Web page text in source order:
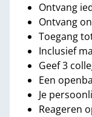
Ontvang
Ontvang
Toegang
Inclusief
Geef 3
Een
Je
Reageren